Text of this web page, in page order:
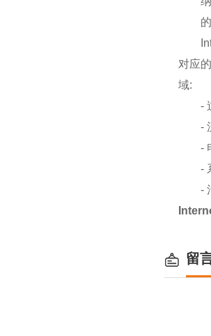
的。
对应
域:
- 过
- 流
- 电
- 系
- 污
留